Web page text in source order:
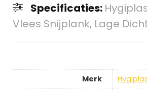
Specificaties:
Vlees Snijplank, Lage
Merk